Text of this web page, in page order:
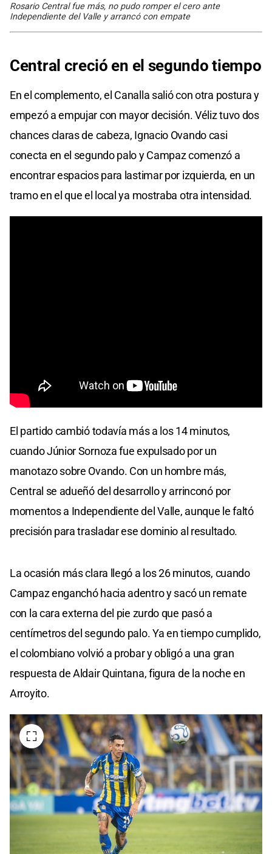
Rosario Central fue más, no pudo romper el cero ante
Independiente del Valle y arrancó con empate
Central creció en el segundo tiempo
En el complemento, el Canalla salió con otra postura y
empezó a empujar con mayor decisión. Véliz tuvo dos
chances claras de cabeza, Ignacio Ovando casi
conecta en el segundo palo y Campaz comenzó a
encontrar espacios para lastimar por izquierda, en un
tramo en el que el local ya mostraba otra intensidad.
El partido cambió todavía más a los 14 minutos,
cuando Júnior Sornoza fue expulsado por un
manotazo sobre Ovando. Con un hombre más,
Central se adueñó del desarrollo y arrinconó por
momentos a Independiente del Valle, aunque le faltó
precisión para trasladar ese dominio al resultado.
La ocasión más clara llegó a los 26 minutos, cuando
Campaz enganchó hacia adentro y sacó un remate
con la cara externa del pie zurdo que pasó a
centímetros del segundo palo. Ya en tiempo cumplido,
el colombiano volvió a probar y obligó a una gran
respuesta de Aldair Quintana, figura de la noche en
Arroyito.